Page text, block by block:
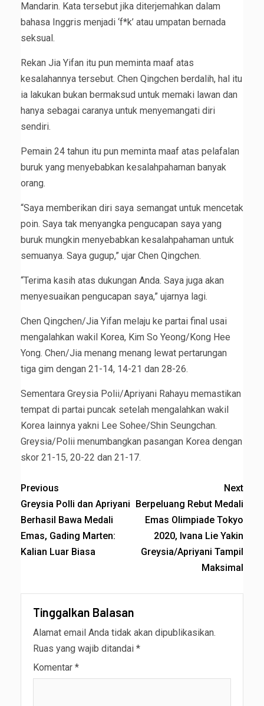
Mandarin. Kata tersebut jika diterjemahkan dalam
bahasa Inggris menjadi ‘f*k’ atau umpatan bernada
seksual.
Rekan Jia Yifan itu pun meminta maaf atas
kesalahannya tersebut. Chen Qingchen berdalih, hal itu
ia lakukan bukan bermaksud untuk memaki lawan dan
hanya sebagai caranya untuk menyemangati diri
sendiri.
Pemain 24 tahun itu pun meminta maaf atas pelafalan
buruk yang menyebabkan kesalahpahaman banyak
orang.
“Saya memberikan diri saya semangat untuk mencetak
poin. Saya tak menyangka pengucapan saya yang
buruk mungkin menyebabkan kesalahpahaman untuk
semuanya. Saya gugup,” ujar Chen Qingchen.
“Terima kasih atas dukungan Anda. Saya juga akan
menyesuaikan pengucapan saya,” ujarnya lagi.
Chen Qingchen/Jia Yifan melaju ke partai final usai
mengalahkan wakil Korea, Kim So Yeong/Kong Hee
Yong. Chen/Jia menang menang lewat pertarungan
tiga gim dengan 21-14, 14-21 dan 28-26.
Sementara Greysia Polii/Apriyani Rahayu memastikan
tempat di partai puncak setelah mengalahkan wakil
Korea lainnya yakni Lee Sohee/Shin Seungchan.
Greysia/Polii menumbangkan pasangan Korea dengan
skor 21-15, 20-22 dan 21-17.
Previous
Greysia Polli dan Apriyani
Berhasil Bawa Medali
Emas, Gading Marten:
Kalian Luar Biasa
Next
Berpeluang Rebut Medali
Emas Olimpiade Tokyo
2020, Ivana Lie Yakin
Greysia/Apriyani Tampil
Maksimal
Tinggalkan Balasan
Alamat email Anda tidak akan dipublikasikan.
Ruas yang wajib ditandai *
Komentar *